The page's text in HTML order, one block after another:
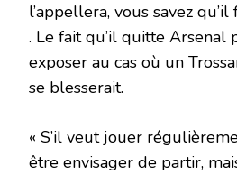
l’appellera, vous savez
. Le fait qu’il quitte Arsenal
exposer au cas où un
se blesserait.
« S’il veut jouer
être envisager de partir,